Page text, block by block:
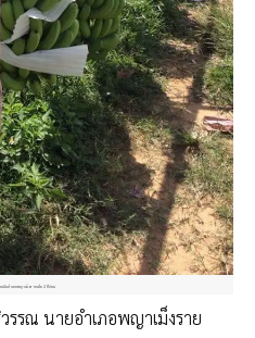
มในอำเภอพญาเม็งรายเมื่อ 2 ปีก่อน
รณ นายอำเภอพญาเม็งราย